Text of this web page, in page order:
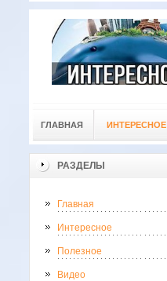
ГЛАВНАЯ ИНТЕРЕСНОЕ
РАЗДЕЛЫ
Главная
Интересное
Полезное
Видео